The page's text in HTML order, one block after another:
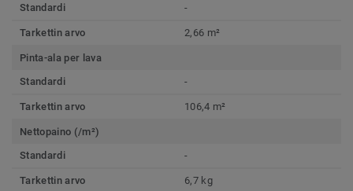
Standardi -
Tarkettin arvo 2,66 m²
Pinta-ala per lava
Standardi
-
Tarkettin arvo 106,4 m²
Nettopaino (/m²)
Standardi
-
Tarkettin arvo 6,7 kg